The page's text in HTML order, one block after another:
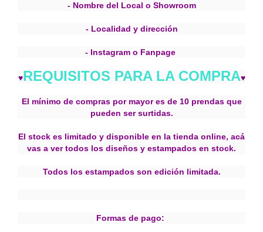
- Nombre del Local o Showroom
- Localidad y dirección
- Instagram o Fanpage
♥REQUISITOS PARA LA COMPRA♥
El mínimo de compras por mayor es de 10 prendas que
pueden ser surtidas.
El stock es limitado y disponible en la tienda online, acá
vas a ver todos los diseños y estampados en stock.
Todos los estampados son edición limitada.
Formas de pago: